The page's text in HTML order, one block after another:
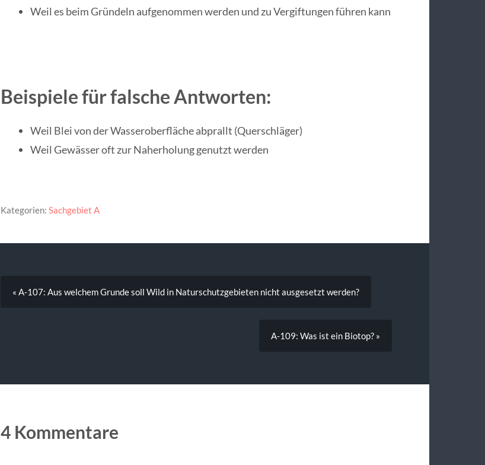
Weil es beim Gründeln aufgenommen werden und zu Vergiftungen führen kann
Beispiele für falsche Antworten:
Weil Blei von der Wasseroberfläche abprallt (Querschläger)
Weil Gewässer oft zur Naherholung genutzt werden
Kategorien: Sachgebiet A
« A-107: Aus welchem Grunde soll Wild in Naturschutzgebieten nicht ausgesetzt werden?
A-109: Was ist ein Biotop? »
4 Kommentare